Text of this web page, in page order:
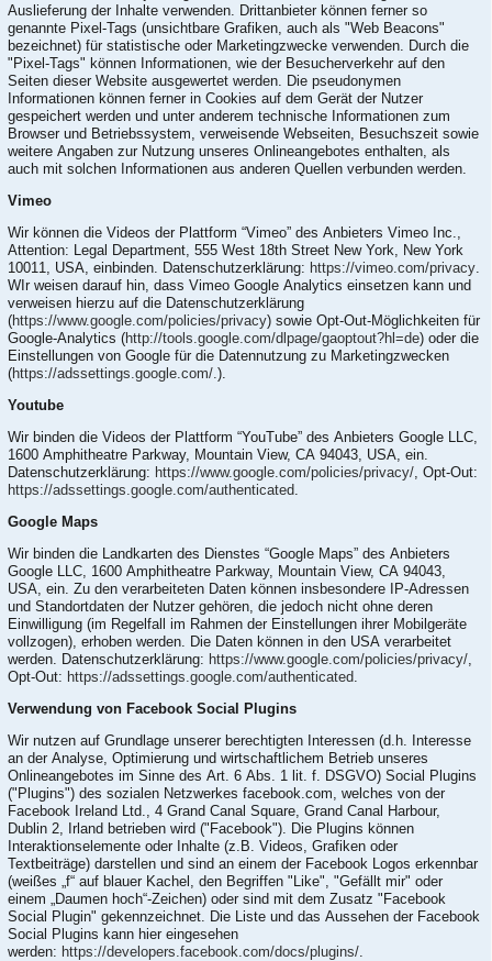
Auslieferung der Inhalte verwenden. Drittanbieter können ferner so
genannte Pixel-Tags (unsichtbare Grafiken, auch als "Web Beacons"
bezeichnet) für statistische oder Marketingzwecke verwenden. Durch die
"Pixel-Tags" können Informationen, wie der Besucherverkehr auf den
Seiten dieser Website ausgewertet werden. Die pseudonymen
Informationen können ferner in Cookies auf dem Gerät der Nutzer
gespeichert werden und unter anderem technische Informationen zum
Browser und Betriebssystem, verweisende Webseiten, Besuchszeit sowie
weitere Angaben zur Nutzung unseres Onlineangebotes enthalten, als
auch mit solchen Informationen aus anderen Quellen verbunden werden.
Vimeo
Wir können die Videos der Plattform “Vimeo” des Anbieters Vimeo Inc.,
Attention: Legal Department, 555 West 18th Street New York, New York
10011, USA, einbinden. Datenschutzerklärung: https://vimeo.com/privacy
WIr weisen darauf hin, dass Vimeo Google Analytics einsetzen kann und
verweisen hierzu auf die Datenschutzerklärung
(https://www.google.com/policies/privacy) sowie Opt-Out-Möglichkeiten für
Google-Analytics (http://tools.google.com/dlpage/gaoptout?hl=de) oder die
Einstellungen von Google für die Datennutzung zu Marketingzwecken
(https://adssettings.google.com/. ).
Youtube
Wir binden die Videos der Plattform “YouTube” des Anbieters Google LLC,
1600 Amphitheatre Parkway, Mountain View, CA 94043, USA, ein.
Datenschutzerklärung: https://www.google.com/policies/privacy/ , Opt-Out:
https://adssettings.google.com/authenticated
Google Maps
Wir binden die Landkarten des Dienstes “Google Maps” des Anbieters
Google LLC, 1600 Amphitheatre Parkway, Mountain View, CA 94043,
USA, ein. Zu den verarbeiteten Daten können insbesondere IP-Adressen
und Standortdaten der Nutzer gehören, die jedoch nicht ohne deren
Einwilligung (im Regelfall im Rahmen der Einstellungen ihrer Mobilgeräte
vollzogen), erhoben werden. Die Daten können in den USA verarbeitet
werden. Datenschutzerklärung: https://www.google.com/policies/privacy/
Opt-Out: https://adssettings.google.com/authenticated
Verwendung von Facebook Social Plugins
Wir nutzen auf Grundlage unserer berechtigten Interessen (d.h. Interesse
an der Analyse, Optimierung und wirtschaftlichem Betrieb unseres
Onlineangebotes im Sinne des Art. 6 Abs. 1 lit. f. DSGVO) Social Plugins
("Plugins") des sozialen Netzwerkes facebook.com, welches von der
Facebook Ireland Ltd., 4 Grand Canal Square, Grand Canal Harbour,
Dublin 2, Irland betrieben wird ("Facebook"). Die Plugins können
Interaktionselemente oder Inhalte (z.B. Videos, Grafiken oder
Textbeiträge) darstellen und sind an einem der Facebook Logos erkennbar
(weißes „f“ auf blauer Kachel, den Begriffen "Like", "Gefällt mir" oder
einem „Daumen hoch“-Zeichen) oder sind mit dem Zusatz "Facebook
Social Plugin" gekennzeichnet. Die Liste und das Aussehen der Facebook
Social Plugins kann hier eingesehen
werden: https://developers.facebook.com/docs/plugins/